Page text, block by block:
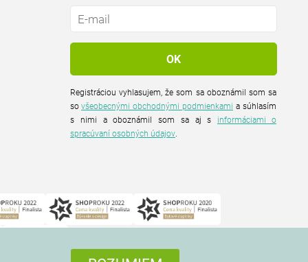
Registráciou vyhlasujem, že som sa oboznámil som sa
sovšeobecnými obchodnými podmienkami a súhlasím
s nimi a oboznámil som sa aj s informáciami o
spracúvaní osobných údajov.